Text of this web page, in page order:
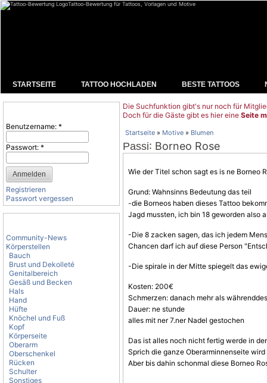
Tattoo-Bewertung für Tattoos, Vorlagen und Motive
STARTSEITE TATTOO HOCHLADEN BESTE TATTOOS
Benutzername: *
Passwort: *
Registrieren
Passwort vergessen
Community-News
Körperstellen
Bauch
Brust und Dekolleté
Genitalbereich
Gesäß und Becken
Hals
Hand
Hüfte
Knöchel und Fuß
Kopf
Körperseite
Oberarm
Oberschenkel
Rücken
Schulter
Sonstiges
Die Suchfunktion gibt's nur noch für
Doch für die Gäste gibt es hier eine Seite
Startseite » Motive » Blumen
Passi: Borneo Rose
Wie der Titel schon sagt es is ne Borneo
Grund: Wahnsinns Bedeutung das teil
-die Borneos haben dieses Tattoo
Jagd mussten, ich bin 18 geworden also
-Die 8 zacken sagen, das ich jedem
Chancen darf ich auf diese Person
-Die spirale in der Mitte spiegelt das
Kosten: 200€
Schmerzen: danach mehr als
Dauer: ne stunde
alles mit ner 7.ner Nadel gestochen
Das ist alles noch nicht fertig werde in
Sprich die ganze Oberarminnenseite
Aber bis dahin schonmal diese Borneo